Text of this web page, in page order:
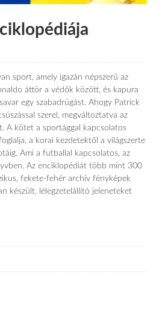
sport, amely igazán népszerű az
áttör a védők között, és kapura
egy szabadrúgást. Ahogy Patrick
szerel, megváltoztatva az
A kötet a sportággal kapcsolatos
a korai kezdetektől a világszerte
Ami a futballal kapcsolatos, az
Az enciklopédiát több mint 300
fekete-fehér archív fényképek
készült, lélegzetelállító jeleneteket